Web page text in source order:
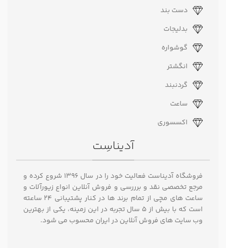
دست بند
بدلیجات
گوشواره
انگشتر
گردنبند
ساعت
اکسسوری
آدیناسِت
فروشگاه آدیناست فعالیت خود را در سال ۱۳۹۶ شروع کرده و
مرجع تخصصی نقد و برررسی و فروش آنلاین انواع زیورآلات و
ساعت های مچی از تمام برند ها در کنار پشتیبانی ۲۴ ساعته
است که با بیش از 5 سال تجربه در این زمینه، یکی از بهترین
وب سایت های فروش آنلاین در ایران محسوب می شود.